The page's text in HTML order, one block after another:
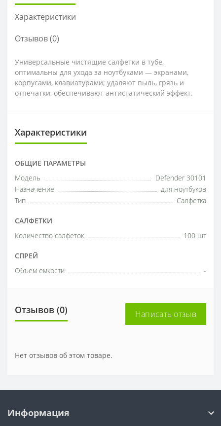
Характеристики
Отзывов (0)
Универсальные чистящие салфетки в тубе,
оптимальны для ухода за ноутбуками — экранами,
корпусами, клавиатурами; удаляют пыль, грязь и
отпечатки, обеспечивают антистатический эффект.
Характеристики
ОБЩИЕ ПАРАМЕТРЫ
Модель
Defender 30101
Назначение
для ноутбуков
Тип
Салфетка
САЛФЕТКИ
Количество салфеток 100 шт
СПРЕЙ
Объем емкости -
Отзывов (0) Написать отзыв
Нет отзывов об этом товаре.
Информация